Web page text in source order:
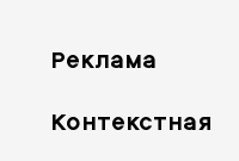
Реклама
Контекстная